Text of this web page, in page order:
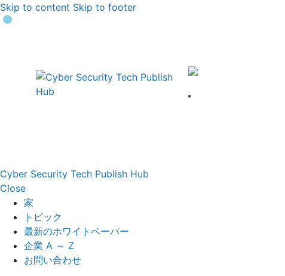
Skip to content Skip to footer
Cyber Security Tech Publish Hub
Close
家
トピック
最新のホワイトペーパー
企業 A ～ Z
お問い合わせ